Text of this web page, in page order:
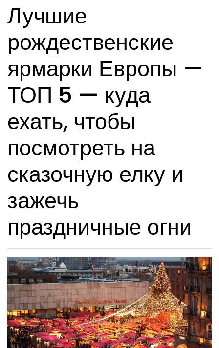
Лучшие
рождественские
ярмарки Европы —
ТОП 5 — куда
ехать, чтобы
посмотреть на
сказочную елку и
зажечь
праздничные огни